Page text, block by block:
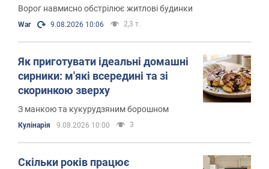
Ворог навмисно обстрілює житлові будинки
War 9.08.2026 10:06 2,3 т.
Як приготувати ідеальні домашні
сирники: м'які всередині та зі
скоринкою зверху
З манкою та кукурудзяним борошном
Кулінарія 9.08.2026 10:00 3
Скільки років працює